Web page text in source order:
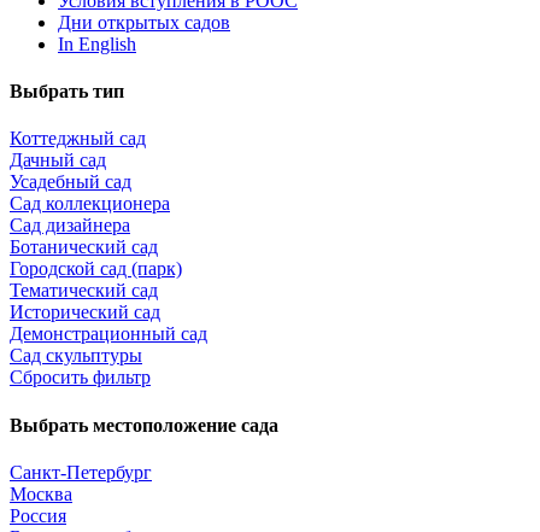
Дни открытых садов
In English
Выбрать тип
Коттеджный сад
Дачный сад
Усадебный сад
Сад коллекционера
Сад дизайнера
Ботанический сад
Городской сад (парк)
Тематический сад
Исторический сад
Демонстрационный сад
Сад скульптуры
Сбросить фильтр
Выбрать местоположение сада
Санкт-Петербург
Москва
Россия